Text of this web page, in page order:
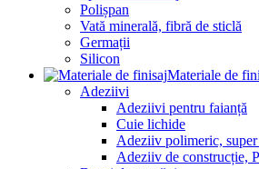
Polișpan
Vată minerală, fibră de sticlă
Germații
Silicon
Materiale de
Adeziivi
Adeziivi pentru faianță
Cuie lichide
Adeziiv polimeric,
Adeziiv de construcție,